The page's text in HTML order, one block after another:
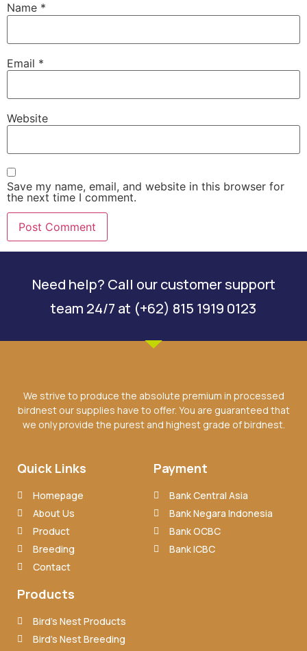
Name *
Email *
Website
Save my name, email, and website in this browser for
the next time I comment.
Need help? Call our customer support
team 24/7 at (+62) 815 1919 0123
We strive to produce the absolute premium in processed
birdnest our supplies have to offer. You are guaranteed that
we only provide the purest and highest grade of birdnest.
Quick Links
Homepage
About Us
Product
Breeding
Contact
Payment
Bank Central Asia
Bank Negara Indonesia
Bank OCBC
Bank ICBC
Products
Bird’s Nest Products
Bird’s Nest Breeding